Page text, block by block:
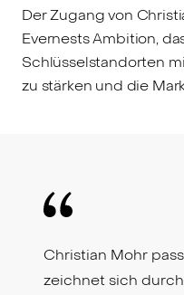
Der Zugang von
Evernests Ambition,
Schlüsselstandorten
zu stärken und die
Christian Mohr
zeichnet sich